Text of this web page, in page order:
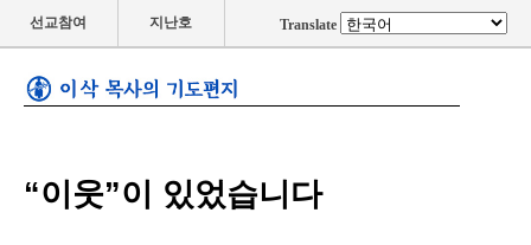
선교참여 지난호 Translate
“이웃”이 있었습니다